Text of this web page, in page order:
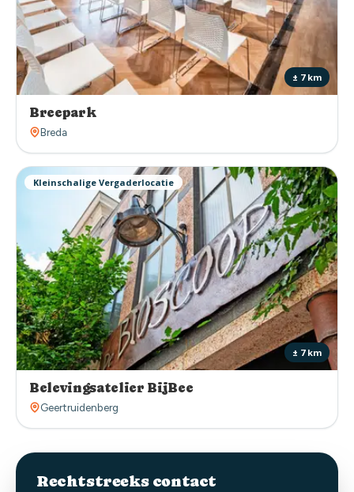
± 7 km
Breepark
Breda
Kleinschalige Vergaderlocatie
± 7 km
Belevingsatelier BijBee
Geertruidenberg
Rechtstreeks contact